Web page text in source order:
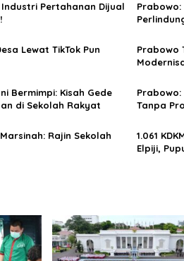
Industri Pertahanan Dijual
Lewat TikTok Pun
Prabowo
Bermimpi: Kisah Gede
di Sekolah Rakyat
Tanpa
Rajin Sekolah
1.061
Elpiji,